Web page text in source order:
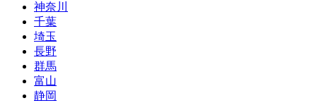
神奈川
千葉
埼玉
長野
群馬
富山
静岡